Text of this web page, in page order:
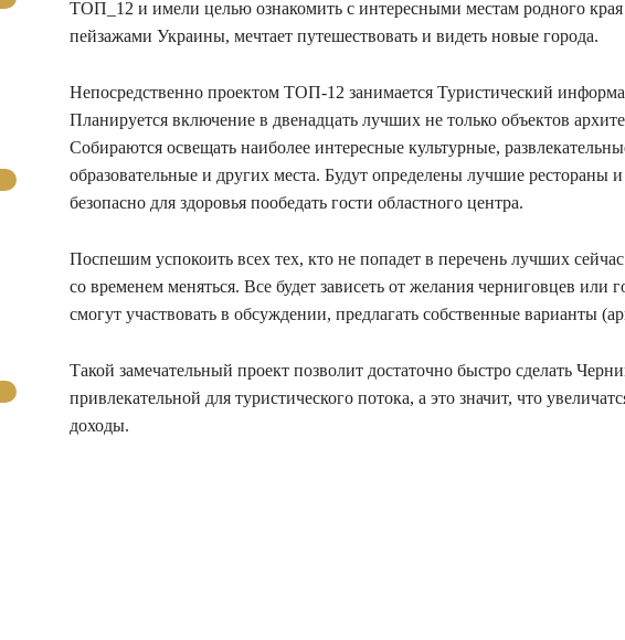
ТОП_12 и имели целью ознакомить с интересными местам родного края
пейзажами Украины, мечтает путешествовать и видеть новые города.
Непосредственно проектом ТОП-12 занимается Туристический
Планируется включение в двенадцать лучших не только объектов
Собираются освещать наиболее интересные культурные,
образовательные и других места. Будут определены лучшие рестораны
безопасно для здоровья пообедать гости областного центра.
Поспешим успокоить всех тех, кто не попадет в перечень лучших
со временем меняться. Все будет зависеть от желания черниговцев или
смогут участвовать в обсуждении, предлагать собственные варианты
Такой замечательный проект позволит достаточно быстро сделать
привлекательной для туристического потока, а это значит, что
доходы.